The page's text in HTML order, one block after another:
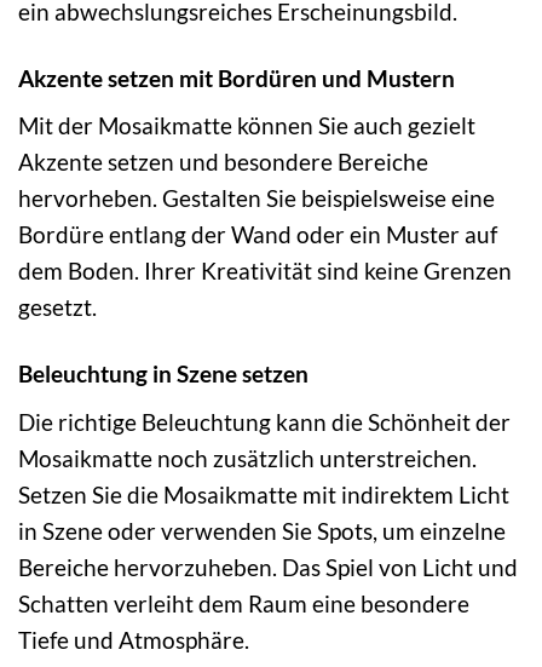
ein abwechslungsreiches Erscheinungsbild.
Akzente setzen mit Bordüren und Mustern
Mit der Mosaikmatte können Sie auch gezielt
Akzente setzen und besondere Bereiche
hervorheben. Gestalten Sie beispielsweise eine
Bordüre entlang der Wand oder ein Muster auf
dem Boden. Ihrer Kreativität sind keine Grenzen
gesetzt.
Beleuchtung in Szene setzen
Die richtige Beleuchtung kann die Schönheit der
Mosaikmatte noch zusätzlich unterstreichen.
Setzen Sie die Mosaikmatte mit indirektem Licht
in Szene oder verwenden Sie Spots, um einzelne
Bereiche hervorzuheben. Das Spiel von Licht und
Schatten verleiht dem Raum eine besondere
Tiefe und Atmosphäre.